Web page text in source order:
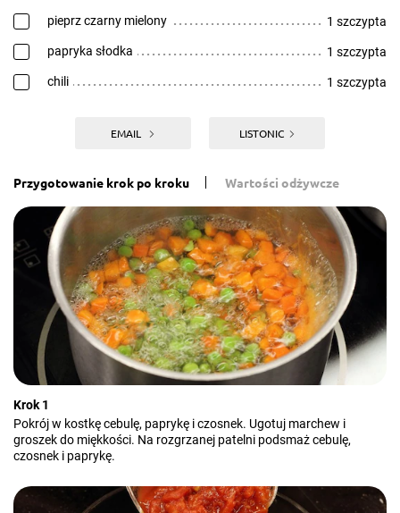
pieprz czarny mielony 1 szczypta
papryka słodka 1 szczypta
chili 1 szczypta
EMAIL LISTONIC
Przygotowanie krok po kroku Wartości odżywcze
Krok 1
Pokrój w kostkę cebulę, paprykę i czosnek. Ugotuj marchew i
groszek do miękkości. Na rozgrzanej patelni podsmaż cebulę,
czosnek i paprykę.